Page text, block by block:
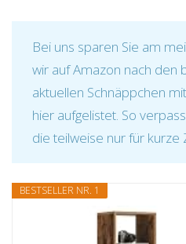
Bei uns sparen Sie am
wir auf Amazon nach den
aktuellen Schnäppchen
hier aufgelistet. So
die teilweise nur für kurze
BESTSELLER NR. 1